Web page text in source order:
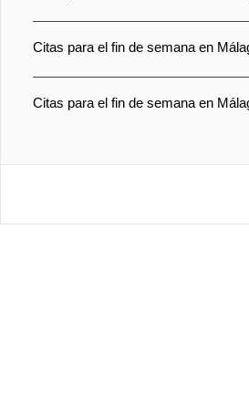
Citas para el fin de semana en
Citas para el fin de semana en